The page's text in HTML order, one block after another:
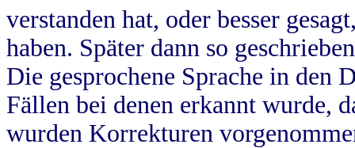
verstanden hat, oder besser
haben. Später dann so
Die gesprochene Sprache in
Fällen bei denen erkannt wurde,
wurden Korrekturen